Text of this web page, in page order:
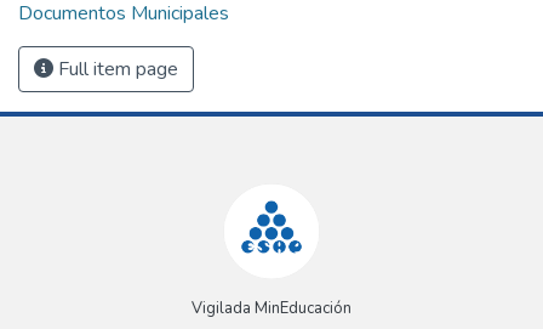
Documentos Municipales
Full item page
Vigilada MinEducación